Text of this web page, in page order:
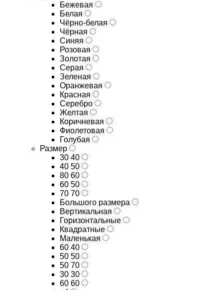
Бежевая
Белая
Чёрно-белая
Чёрная
Синяя
Розовая
Золотая
Серая
Зеленая
Оранжевая
Красная
Серебро
Желтая
Коричневая
Фиолетовая
Голубая
Размер
30 40
40 50
80 60
60 50
70 70
Большого размера
Вертикальная
Горизонтальные
Квадратные
Маленькая
60 40
50 50
50 70
30 30
60 60